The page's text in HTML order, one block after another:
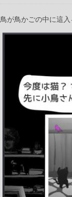
鳥が鳥かごの中に這入